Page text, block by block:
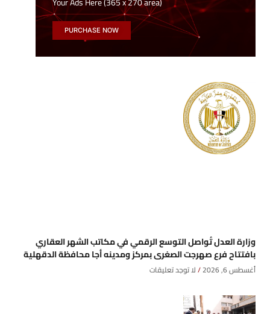
PURCHASE NOW
وزارة العدل تُواصل التوسع الرقمي في مكاتب الشهر العقاري
بافتتاح فرع صهرجت الصغرى بمركز ومدينه أجا محافظة الدقهلية
أغسطس 6, 2026 لا توجد تعليقات